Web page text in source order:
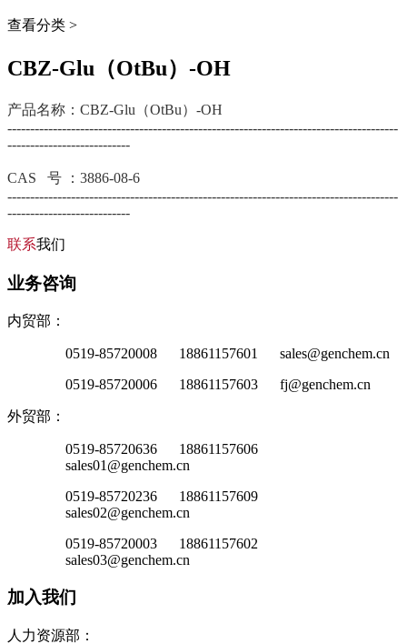
查看分类 >
CBZ-Glu（OtBu）-OH
产品名称：CBZ-Glu（OtBu）-OH
--------------------------------------------------------------------------------------
---------------------------
CAS 号 ：3886-08-6
--------------------------------------------------------------------------------------
---------------------------
联系我们
业务咨询
内贸部：
0519-85720008 18861157601 sales@genchem.cn
0519-85720006 18861157603 fj@genchem.cn
外贸部：
0519-85720636 18861157606
sales01@genchem.cn
0519-85720236 18861157609
sales02@genchem.cn
0519-85720003 18861157602
sales03@genchem.cn
加入我们
人力资源部：